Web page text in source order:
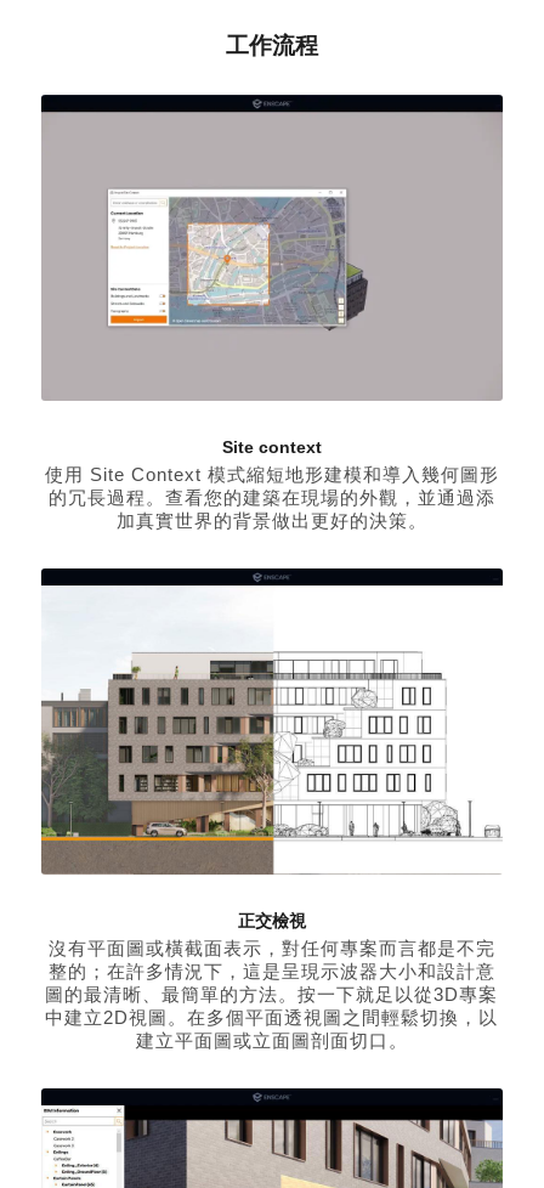
工作流程
Site context
使用 Site Context 模式縮短地形建模和導入幾何圖形
的冗長過程。查看您的建築在現場的外觀，並通過添
加真實世界的背景做出更好的決策。
正交檢視
沒有平面圖或橫截面表示，對任何專案而言都是不完
整的；在許多情況下，這是呈現示波器大小和設計意
圖的最清晰、最簡單的方法。按一下就足以從3D專案
中建立2D視圖。在多個平面透視圖之間輕鬆切換，以
建立平面圖或立面圖剖面切口。